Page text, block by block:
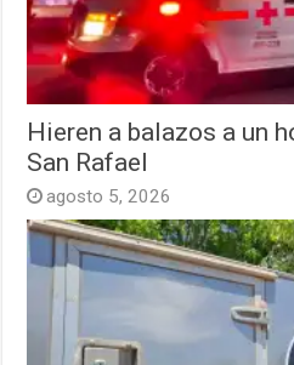
Hieren a balazos a un
San Rafael
agosto 5, 2026